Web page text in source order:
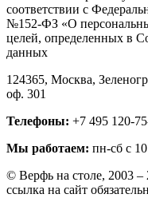
соответствии с
№152-ФЗ «О
целей, определенных в
данных
124365, Москва,
оф. 301
Телефоны: +7 495 120-
Мы работаем: пн-сб с
© Верфь на столе, 2003
ссылка на сайт